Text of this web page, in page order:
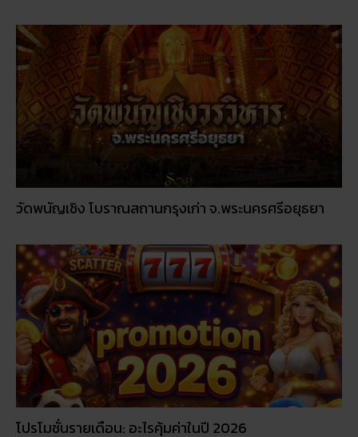
วัดพนัญเชิง โบราณสถานกรุงเก่า จ.พระนครศรีอยุธยา
โปรโมชั่นรายเดือน: อะไรคุ้มค่าในปี 2026